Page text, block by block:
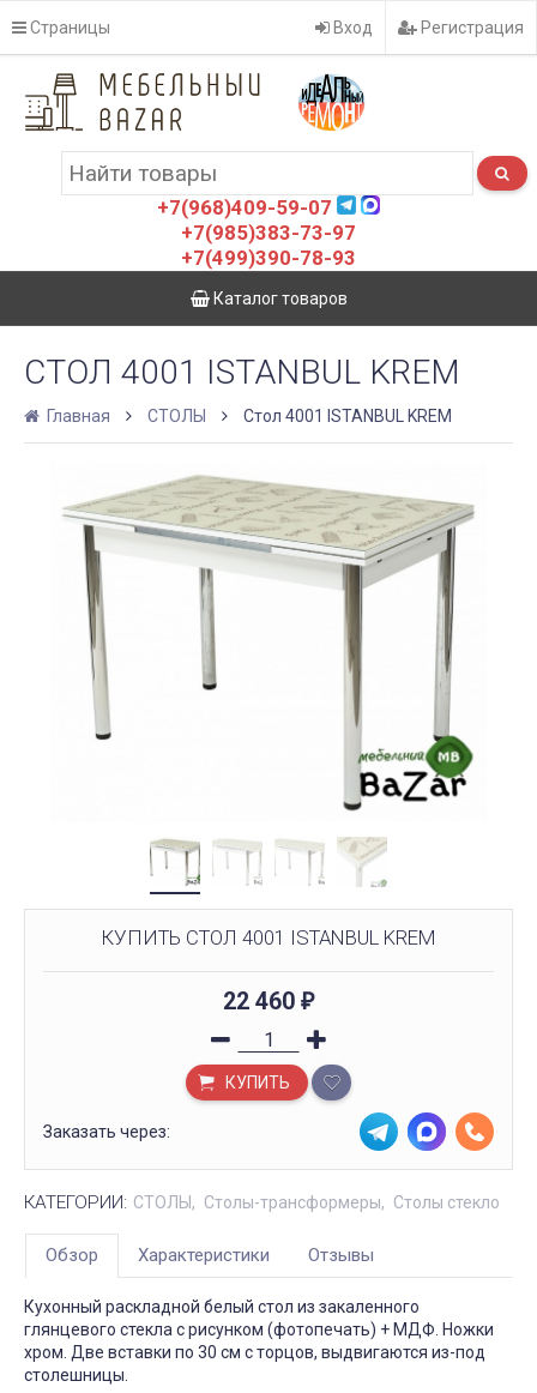
Страницы Вход Регистрация
+7(968)409-59-07
+7(985)383-73-97
+7(499)390-78-93
Каталог товаров
СТОЛ 4001 ISTANBUL KREM
Главная СТОЛЫ Стол 4001 ISTANBUL KREM
КУПИТЬ СТОЛ 4001 ISTANBUL KREM
22 460 ₽
КУПИТЬ
Заказать через:
КАТЕГОРИИ: СТОЛЫ Столы-трансформеры Столы стекло
Обзор Характеристики Отзывы
Кухонный раскладной белый стол из закаленного
глянцевого стекла с рисунком (фотопечать) + МДФ. Ножки
хром. Две вставки по 30 см с торцов, выдвигаются из-под
столешницы.